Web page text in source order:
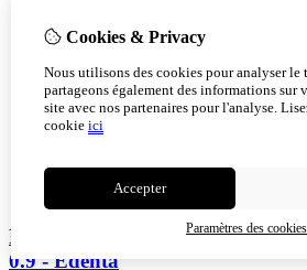
Fraise à embout sphérique -
0.9 - Edenta
Cookies & Privacy
Nous utilisons des cookies pour analyser le
partageons également des informations
site avec nos partenaires pour l'analyse.
cookie ici
Accepter
Paramètres des cookies